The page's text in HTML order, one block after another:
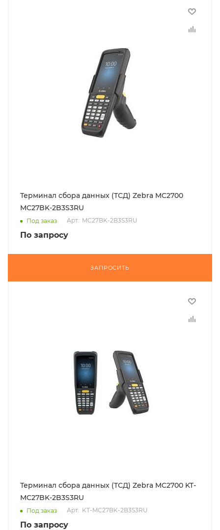
Терминал сбора данных (ТСД) Zebra MC2700
MC27BK-2B3S3RU
Под заказ Арт.: MC27BK-2B3S3RU
По запросу
ЗАПРОСИТЬ
Терминал сбора данных (ТСД) Zebra MC2700 KT-
MC27BK-2B3S3RU
Под заказ Арт.: KT-MC27BK-2B3S3RU
По запросу